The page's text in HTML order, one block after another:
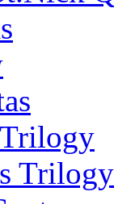
Trilogy